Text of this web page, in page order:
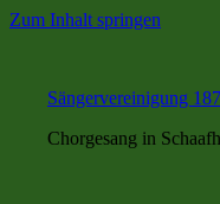
Zum Inhalt springen
Sängervereinigung
Chorgesang in